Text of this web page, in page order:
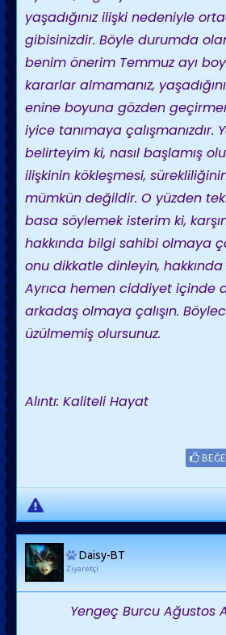
yaşadığınız ilişki nedeniyle
gibisinizdir. Böyle durumda
benim önerim Temmuz ayı
kararlar almamanız,
enine boyuna gözden
iyice tanımaya çalışmanızdır.
belirteyim ki, nasıl başlamış
ilişkinin kökleşmesi,
mümkün değildir. O yüzden
basa söylemek isterim ki,
hakkında bilgi sahibi olmaya
onu dikkatle dinleyin,
Ayrıca hemen ciddiyet içinde
arkadaş olmaya çalışın.
üzülmemiş olursunuz.
Alıntı: Kaliteli Hayat
Daisy-BT
Ziyaretçi
Yengeç Burcu Ağustos